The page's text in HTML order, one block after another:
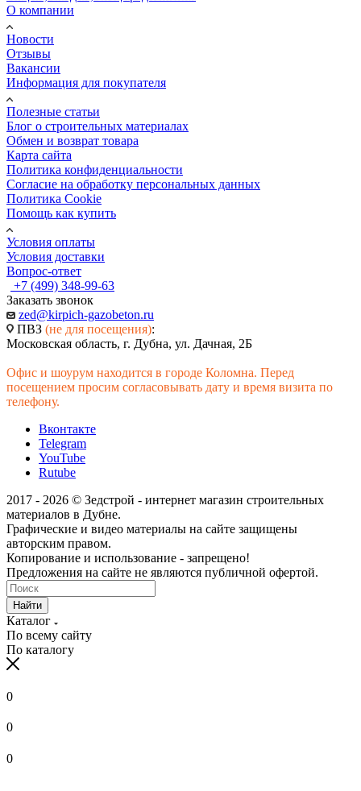
О компании
Новости
Отзывы
Вакансии
Информация для покупателя
Полезные статьи
Блог о строительных материалах
Обмен и возврат товара
Карта сайта
Политика конфиденциальности
Согласие на обработку персональных данных
Политика Cookie
Помощь как купить
Условия оплаты
Условия доставки
Вопрос-ответ
+7 (499) 348-99-63
Заказать звонок
zed@kirpich-gazobeton.ru
ПВЗ (не для посещения):
Московская область, г. Дубна, ул. Дачная, 2Б
Офис и шоурум находится в городе Коломна. Перед
посещением просим согласовывать дату и время визита по
телефону.
Вконтакте
Telegram
YouTube
Rutube
2017 - 2026 © Зедстрой - интернет магазин строительных
материалов в Дубне.
Графические и видео материалы на сайте защищены
авторским правом.
Копирование и использование - запрещено!
Предложения на сайте не являются публичной офертой.
Найти
Каталог
По всему сайту
По каталогу
0
0
0